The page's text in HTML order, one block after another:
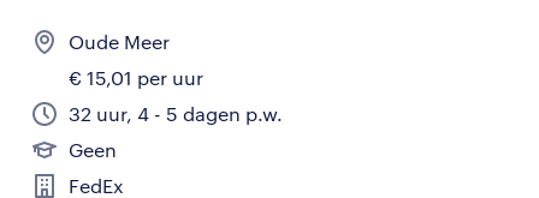
Oude Meer
€ 15,01 per uur
32 uur, 4 - 5 dagen p.w.
Geen
FedEx